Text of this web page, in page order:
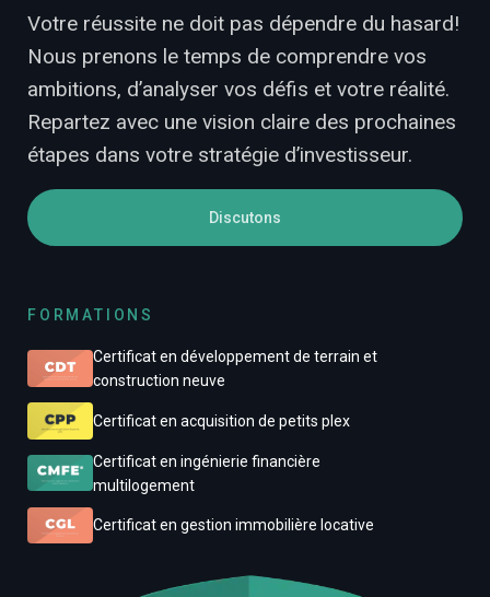
Votre réussite ne doit pas dépendre du hasard!
Nous prenons le temps de comprendre vos
ambitions, d’analyser vos défis et votre réalité.
Repartez avec une vision claire des prochaines
étapes dans votre stratégie d’investisseur.
Discutons
FORMATIONS
Certificat en développement de terrain et
construction neuve
Certificat en acquisition de petits plex
Certificat en ingénierie financière
multilogement
Certificat en gestion immobilière locative